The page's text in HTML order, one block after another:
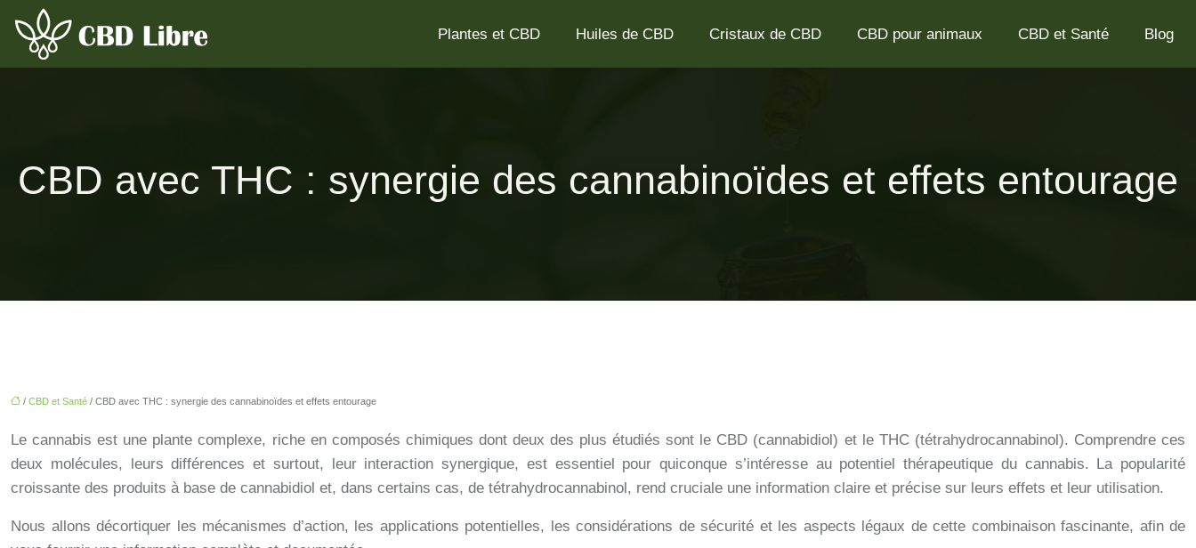
Plantes et CBD Huiles de CBD Cristaux de CBD CBD pour animaux CBD et Santé Blog
CBD avec THC : synergie des cannabinoïdes et effets entourage
/ CBD et Santé / CBD avec THC : synergie des cannabinoïdes et effets entourage
Le cannabis est une plante complexe, riche en composés chimiques dont deux des plus étudiés sont le CBD (cannabidiol) et le THC (tétrahydrocannabinol). Comprendre ces
deux molécules, leurs différences et surtout, leur interaction synergique, est essentiel pour quiconque s’intéresse au potentiel thérapeutique du cannabis. La popularité
croissante des produits à base de cannabidiol et, dans certains cas, de tétrahydrocannabinol, rend cruciale une information claire et précise sur leurs effets et leur utilisation.
Nous allons décortiquer les mécanismes d’action, les applications potentielles, les considérations de sécurité et les aspects légaux de cette combinaison fascinante, afin de